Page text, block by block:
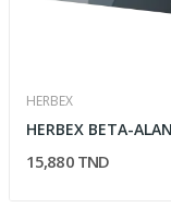
HERBEX
15,880 TND